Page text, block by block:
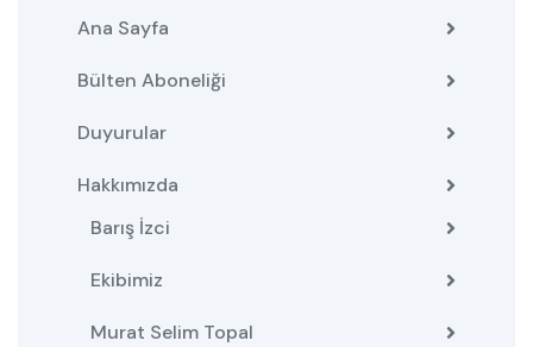
Ana Sayfa
Bülten Aboneliği
Duyurular
Hakkımızda
Barış İzci
Ekibimiz
Murat Selim Topal